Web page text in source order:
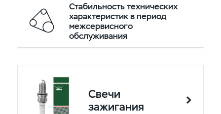
Стабильность технических
характеристик в период
межсервисного
обслуживания
Свечи
зажигания